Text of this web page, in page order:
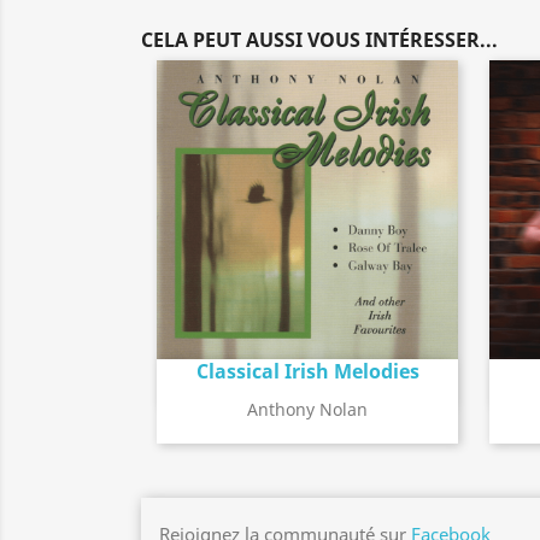
CELA PEUT AUSSI VOUS INTÉRESSER...
Classical Irish Melodies
Anthony Nolan
searchDétail de l'album
Rejoignez la communauté sur Facebook